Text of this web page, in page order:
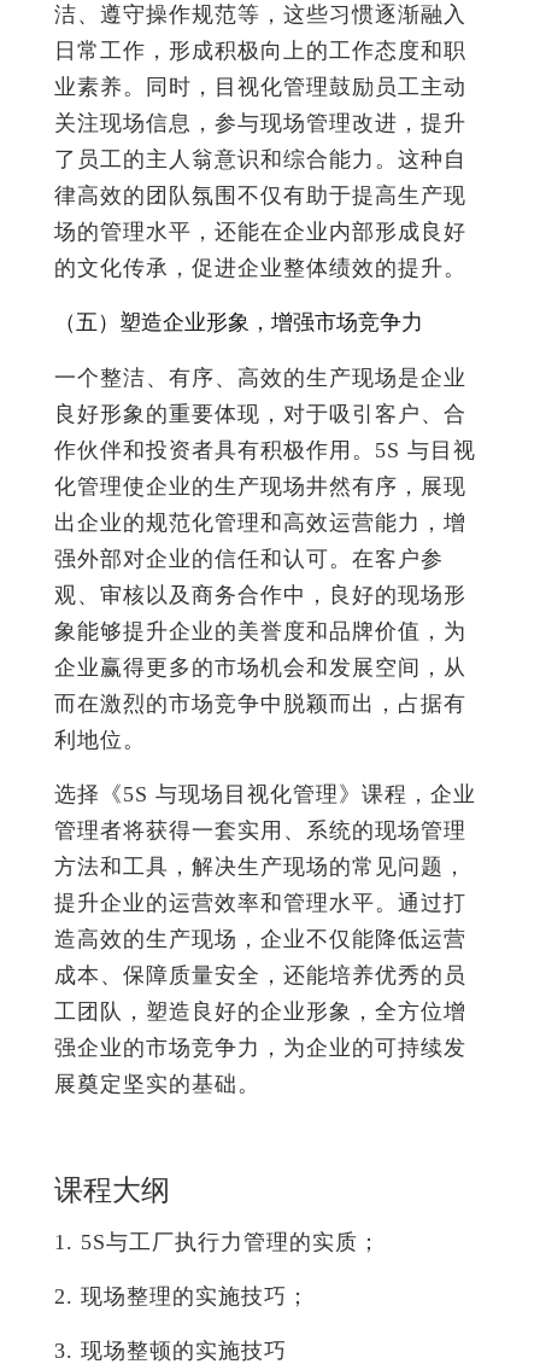
洁、遵守操作规范等，这些习惯逐渐融入
日常工作，形成积极向上的工作态度和职
业素养。同时，目视化管理鼓励员工主动
关注现场信息，参与现场管理改进，提升
了员工的主人翁意识和综合能力。这种自
律高效的团队氛围不仅有助于提高生产现
场的管理水平，还能在企业内部形成良好
的文化传承，促进企业整体绩效的提升。
（五）塑造企业形象，增强市场竞争力
一个整洁、有序、高效的生产现场是企业
良好形象的重要体现，对于吸引客户、合
作伙伴和投资者具有积极作用。5S 与目视
化管理使企业的生产现场井然有序，展现
出企业的规范化管理和高效运营能力，增
强外部对企业的信任和认可。在客户参
观、审核以及商务合作中，良好的现场形
象能够提升企业的美誉度和品牌价值，为
企业赢得更多的市场机会和发展空间，从
而在激烈的市场竞争中脱颖而出，占据有
利地位。
选择《5S 与现场目视化管理》课程，企业
管理者将获得一套实用、系统的现场管理
方法和工具，解决生产现场的常见问题，
提升企业的运营效率和管理水平。通过打
造高效的生产现场，企业不仅能降低运营
成本、保障质量安全，还能培养优秀的员
工团队，塑造良好的企业形象，全方位增
强企业的市场竞争力，为企业的可持续发
展奠定坚实的基础。
课程大纲
1. 5S与工厂执行力管理的实质；
2. 现场整理的实施技巧；
3. 现场整顿的实施技巧